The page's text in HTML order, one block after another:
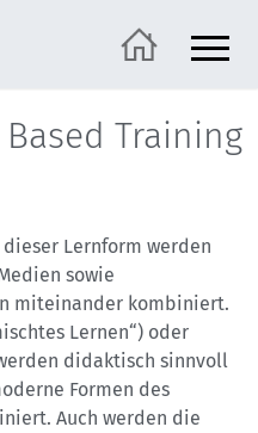
Training
Lernform werden
sowie
miteinander kombiniert.
Lernen“) oder
didaktisch sinnvoll
Formen des
Auch werden die